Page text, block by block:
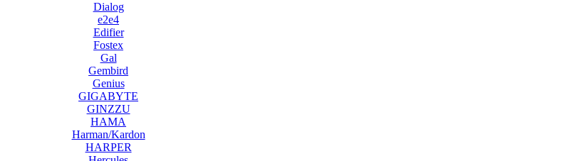
Dialog
e2e4
Edifier
Fostex
Gal
Gembird
Genius
GIGABYTE
GINZZU
HAMA
Harman/Kardon
HARPER